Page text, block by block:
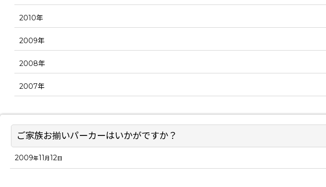
ご家族お揃いパーカーはいかがですか？
2009年11月12日
2010年
2009年
2008年
2007年